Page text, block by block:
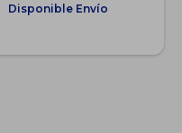
Disponible Envío